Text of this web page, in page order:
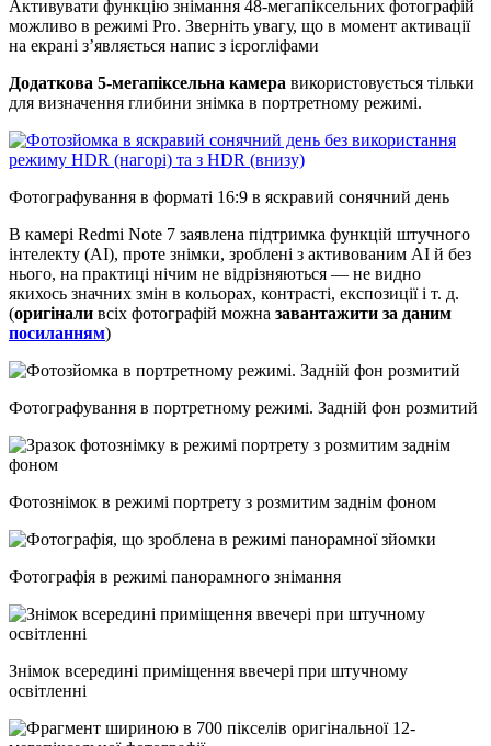
Активувати функцію знімання 48-мегапіксельних фотографій
можливо в режимі Pro. Зверніть увагу, що в момент активації
на екрані з’являється напис з ієрогліфами
Додаткова 5-мегапіксельна камера використовується тільки
для визначення глибини знімка в портретному режимі.
Фотографування в форматі 16:9 в яскравий сонячний день
В камері Redmi Note 7 заявлена ​​підтримка функцій штучного
інтелекту (AI), проте знімки, зроблені з активованим AI й без
нього, на практиці нічим не відрізняються — не видно
якихось значних змін в кольорах, контрасті, експозиції і т. д.
(оригінали всіх фотографій можна завантажити за даним
посиланням)
Фотографування в портретному режимі. Задній фон розмитий
Фотознімок в режимі портрету з розмитим заднім фоном
Фотографія в режимі панорамного знімання
Знімок всередині приміщення ввечері при штучному
освітленні